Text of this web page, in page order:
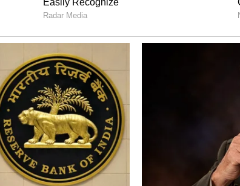
மிகவும் மோசமானது என்று
அதை உங்கள் வாயில் மெல்லும்போது,
சர்க்கரையாக மாற்றுகிறது. மேலும்,
பொருட்கள் உங்கள் பற்களில்
இது அதிக அளவு கார்போஹைட்ரேட்